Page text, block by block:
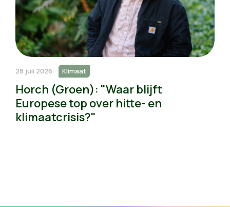
28 juli 2026 Klimaat
Horch (Groen): "Waar blijft
Europese top over hitte- en
klimaatcrisis?"